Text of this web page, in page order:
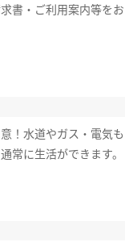
書・ご利用案内等をお
！水道やガス・電気も
常に生活ができます。